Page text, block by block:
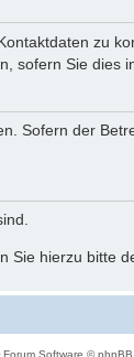
zu
sofern Sie dies
Sofern der
Sie hierzu bitte
Forum Software © phpBB